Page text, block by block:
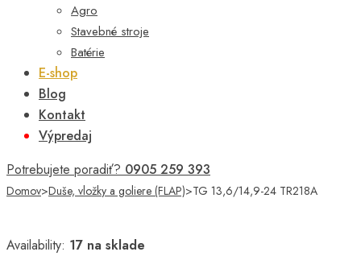
Agro
Stavebné stroje
Batérie
E-shop
Blog
Kontakt
Výpredaj
Potrebujete poradiť? 0905 259 393
Domov>Duše, vložky a goliere (FLAP)>TG 13,6/14,9-24 TR218A
Availability: 17 na sklade